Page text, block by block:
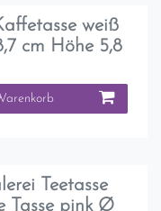
weiß
cm Höhe 5,8
Teetasse
Tasse pink Ø